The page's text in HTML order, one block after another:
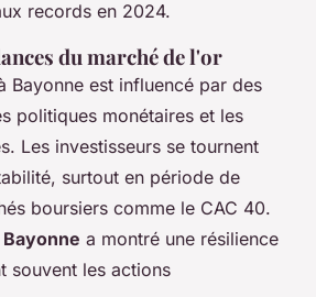
records en 2024.
du marché de l'or
Bayonne est influencé par des
politiques monétaires et les
Les investisseurs se tournent
surtout en période de
boursiers comme le CAC 40.
a montré une résilience
souvent les actions